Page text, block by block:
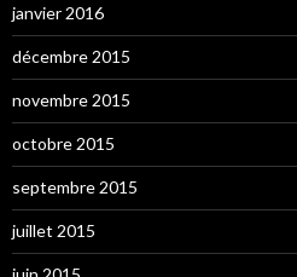
janvier 2016
décembre 2015
novembre 2015
octobre 2015
septembre 2015
juillet 2015